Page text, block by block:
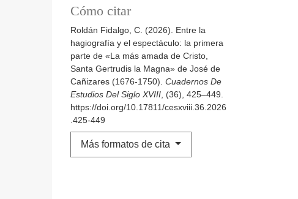
Cómo citar
Roldán Fidalgo, C. (2026). Entre la
hagiografía y el espectáculo: la primera
parte de «La más amada de Cristo,
Santa Gertrudis la Magna» de José de
Cañizares (1676-1750). Cuadernos De
Estudios Del Siglo XVIII , (36), 425–449.
https://doi.org/10.17811/cesxviii.36.2026
.425-449
Más formatos de cita